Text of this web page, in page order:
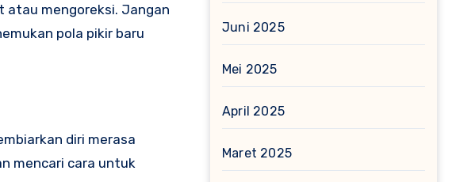
atau mengoreksi. Jangan
pola pikir baru
diri merasa
mencari cara untuk
Juni 2025
Mei 2025
April 2025
Maret 2025